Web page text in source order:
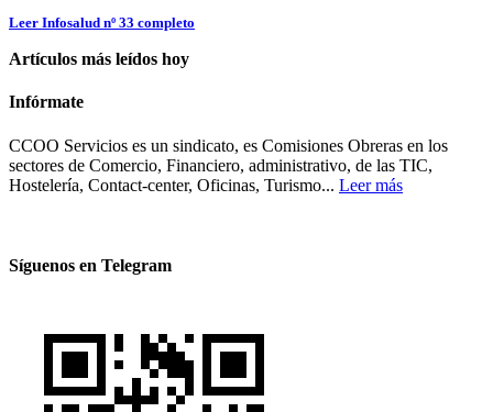
Leer Infosalud nº 33 completo
Artículos más leídos hoy
Infórmate
CCOO Servicios es un sindicato, es Comisiones Obreras en los
sectores de Comercio, Financiero, administrativo, de las TIC,
Hostelería, Contact-center, Oficinas, Turismo... Leer más
Síguenos en Telegram